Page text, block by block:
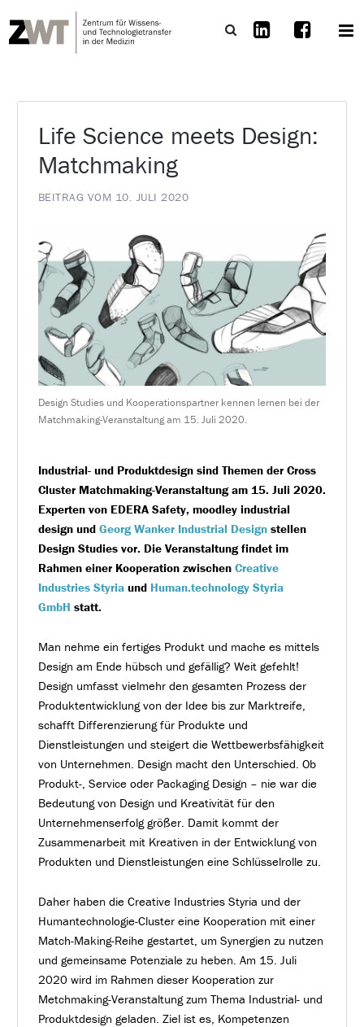
Life Science meets Design:
Matchmaking
BEITRAG VOM 10. JULI 2020
Design Studies und Kooperationspartner kennen lernen bei der
Matchmaking-Veranstaltung am 15. Juli 2020.
Industrial- und Produktdesign sind Themen der Cross
Cluster Matchmaking-Veranstaltung am 15. Juli 2020.
Experten von EDERA Safety, moodley industrial
design und Georg Wanker Industrial Designstellen
Design Studies vor. Die Veranstaltung findet im
Rahmen einer Kooperation zwischen Creative
Industries Styriaund Human.technology Styria
GmbH statt.
Man nehme ein fertiges Produkt und mache es mittels
Design am Ende hübsch und gefällig? Weit gefehlt!
Design umfasst vielmehr den gesamten Prozess der
Produktentwicklung von der Idee bis zur Marktreife,
schafft Differenzierung für Produkte und
Dienstleistungen und steigert die Wettbewerbsfähigkeit
von Unternehmen. Design macht den Unterschied. Ob
Produkt-, Service oder Packaging Design – nie war die
Bedeutung von Design und Kreativität für den
Unternehmenserfolg größer. Damit kommt der
Zusammenarbeit mit Kreativen in der Entwicklung von
Produkten und Dienstleistungen eine Schlüsselrolle zu.
Daher haben die Creative Industries Styria und der
Humantechnologie-Cluster eine Kooperation mit einer
Match-Making-Reihe gestartet, um Synergien zu nutzen
und gemeinsame Potenziale zu heben. Am 15. Juli
2020 wird im Rahmen dieser Kooperation zur
Metchmaking-Veranstaltung zum Thema Industrial- und
Produktdesign geladen. Ziel ist es, Kompetenzen